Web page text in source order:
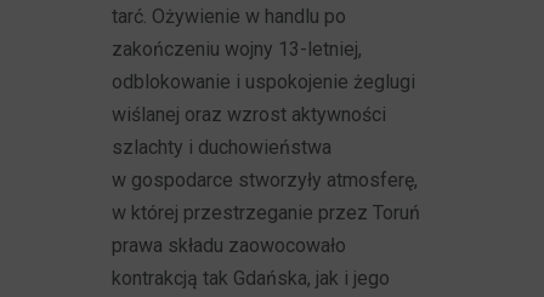
tarć. Ożywienie w handlu po
zakończeniu wojny 13-letniej,
odblokowanie i uspokojenie żeglugi
wiślanej oraz wzrost aktywności
szlachty i duchowieństwa
w gospodarce stworzyły atmosferę,
w której przestrzeganie przez Toruń
prawa składu zaowocowało
kontrakcją tak Gdańska, jak i jego